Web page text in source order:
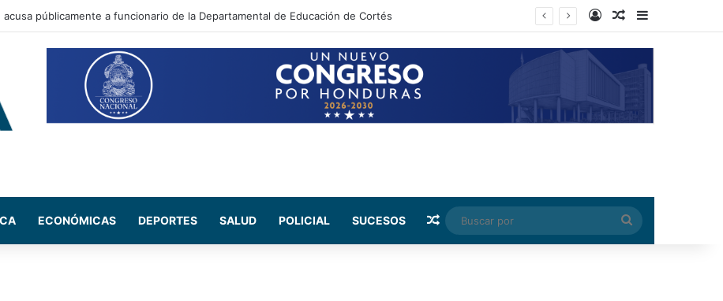
Maribel Espinoza arremete contra el expresidente Juan Orlando Hernández Log InRandom Article
ECONÓMICAS DEPORTES SALUD POLICIAL SUCESOS Random Article
Buscar
por